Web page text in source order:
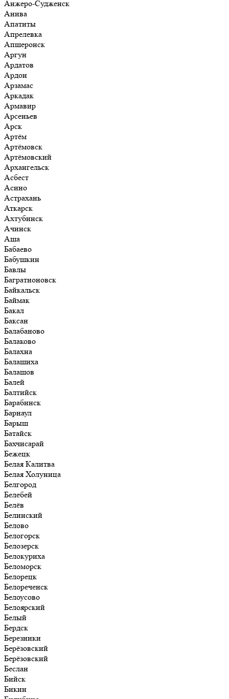
Анжеро-Судженск
Анива
Апатиты
Апрелевка
Апшеронск
Аргун
Ардатов
Ардон
Арзамас
Аркадак
Армавир
Арсеньев
Арск
Артём
Артёмовск
Артёмовский
Архангельск
Асбест
Асино
Астрахань
Аткарск
Ахтубинск
Ачинск
Аша
Бабаево
Бабушкин
Бавлы
Багратионовск
Байкальск
Баймак
Бакал
Баксан
Балабаново
Балаково
Балахна
Балашиха
Балашов
Балей
Балтийск
Барабинск
Барнаул
Барыш
Батайск
Бахчисарай
Бежецк
Белая Калитва
Белая Холуница
Белгород
Белебей
Белёв
Белинский
Белово
Белогорск
Белозерск
Белокуриха
Беломорск
Белорецк
Белореченск
Белоусово
Белоярский
Белый
Бердск
Березники
Берёзовский
Берёзовский
Беслан
Бийск
Бикин